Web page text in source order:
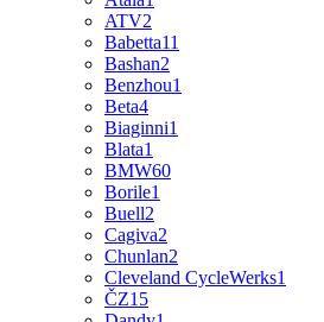
ATV2
Babetta11
Bashan2
Benzhou1
Beta4
Biaginni1
Blata1
BMW60
Borile1
Buell2
Cagiva2
Chunlan2
Cleveland CycleWerks1
ČZ15